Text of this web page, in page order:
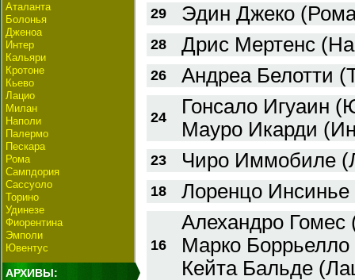
Аталанта
Болонья
Дженоа
Интер
Кальяри
Кротоне
Кьево
Лацио
Милан
Наполи
Палермо
Пескара
Рома
Сампдория
Сассуоло
Торино
Удинезе
Фиорентина
Эмполи
Ювентус
АРХИВЫ:
29 Эдин Джеко
28 Дрис Мертенс
26 Андреа Белотти
24
Гонсало Игуаин
Мауро Икарди
23 Чиро Иммобиле
18 Лоренцо
16
Алехандро Гомес
Марко
Кейта Бальде